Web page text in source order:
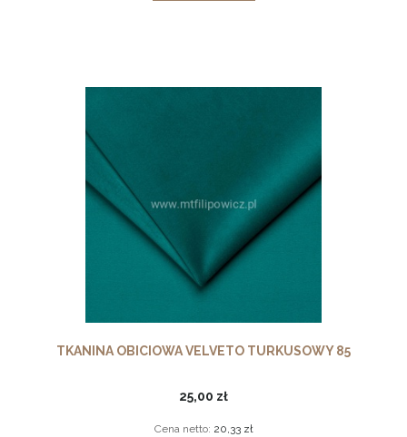
TKANINA OBICIOWA VELVETO TURKUSOWY 85
25,00 zł
Cena netto: 20,33 zł